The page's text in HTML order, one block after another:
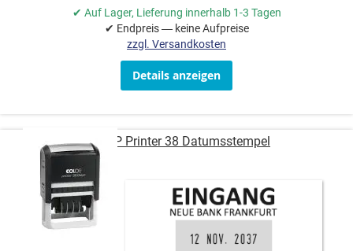
✔ Auf Lager, Lieferung innerhalb 1-3 Tagen
✔ Endpreis — keine Aufpreise
zzgl. Versandkosten
Details anzeigen
COLOP Printer 38 Datumsstempel